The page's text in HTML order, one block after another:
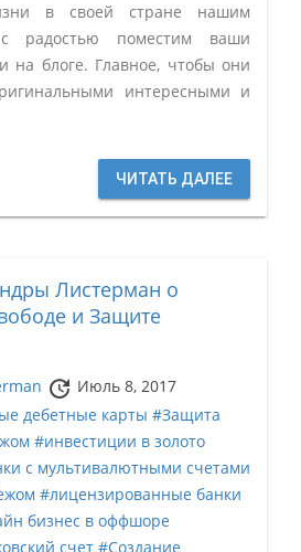
в своей стране нашим
радостью поместим ваши
на блоге. Главное, чтобы они
интересными и
ЧИТАТЬ ДАЛЕЕ
Листерман о
и Защите
update Июль 8, 2017
дебетные карты #Защита
#инвестиции в золото
с мультивалютными счетами
#лицензированные банки
бизнес в оффшоре
счет #Создание